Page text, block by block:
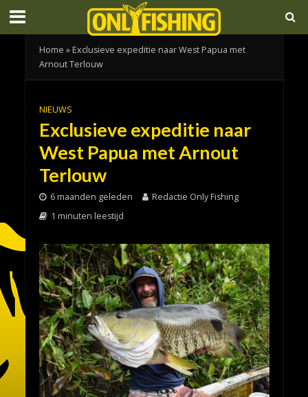
Home » Exclusieve expeditie naar West Papua met
Arnout Terlouw
NIEUWS
Exclusieve expeditie naar
West Papua met Arnout
Terlouw
6 maanden geleden
Redactie Only Fishing
1 minuten leestijd